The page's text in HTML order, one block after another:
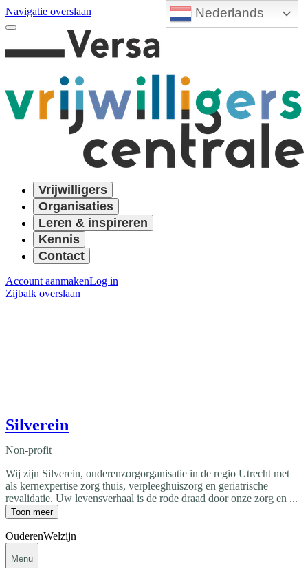
Nederlands
Navigatie overslaan
Vrijwilligers
Organisaties
Leren & inspireren
Kennis
Contact
Account aanmakenLog in
Zijbalk overslaan
Silverein
Non-profit
Wij zijn Silverein, ouderenzorgorganisatie in de regio Utrecht met
als kernexpertise zorg thuis, verpleeghuiszorg en geriatrische
revalidatie. Uw levensverhaal is de rode draad door onze zorg en ...
Toon meer
OuderenWelzijn
Menu